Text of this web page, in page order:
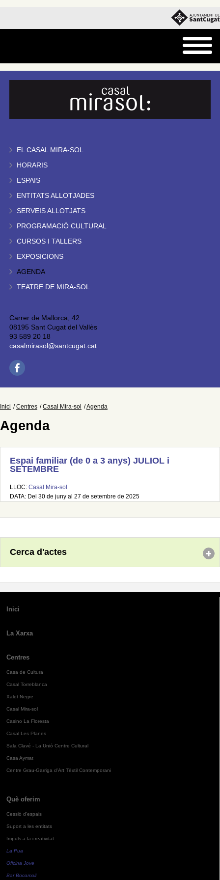
EL CASAL MIRA-SOL
HORARIS
ESPAIS
ENTITATS ALLOTJADES
SERVEIS ALLOTJATS
PROGRAMACIÓ CULTURAL
CURSOS I TALLERS
EXPOSICIONS
AGENDA
TEATRE DE MIRA-SOL
Carrer de Mallorca, 42
08195 Sant Cugat del Vallès
93 589 20 18
casalmirasol@santcugat.cat
Inici Centres Casal Mira-sol Agenda
Agenda
Espai familiar (de 0 a 3 anys) JULIOL i
SETEMBRE
LLOC: Casal Mira-sol
DATA: Del 30 de juny al 27 de setembre de 2025
Cerca d'actes
Inici
La Xarxa
Centres
Casa de Cultura
Casal Torreblanca
Xalet Negre
Casal Mira-sol
Casino La Floresta
Casal Les Planes
Sala Clavé - La Unió Centre Cultural
Casa Aymat
Centre Grau-Garriga d'Art Tèxtil Contemporani
Què oferim
Cessió d'espais
Suport a les entitats
Impuls a la creativitat
La Pua
Oficina Jove
Bar Bocamoll